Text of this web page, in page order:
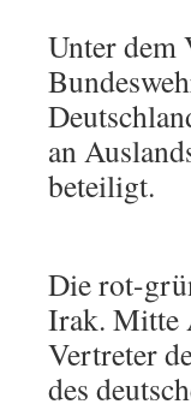
Unter dem
an
beteiligt.
Die rot-
Irak. Mitte
Vertreter
des